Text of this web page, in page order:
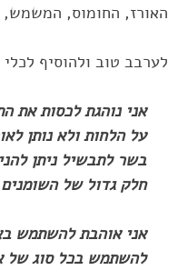
האורז, החומוס, המשמש,
לערבב טוב ולהוסיף
אני נוהגת לכסות את
על הלחות ולא נותן
בשר לתבשיל ניתן
חלק גדול של
אני אוהבת להשתמש
להשתמש בכל סוג ‏של